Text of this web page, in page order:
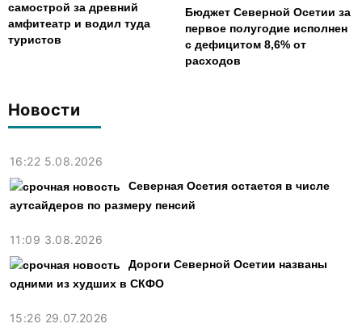
Новости
16:22 5.08.2026
Северная Осетия остается в числе
аутсайдеров по размеру пенсий
11:09 3.08.2026
Дороги Северной Осетии названы
одними из худших в СКФО
15:26 29.07.2026
самострой за древний
амфитеатр и водил туда
туристов
Бюджет Северной Осетии за
первое полугодие исполнен
с дефицитом 8,6% от
расходов